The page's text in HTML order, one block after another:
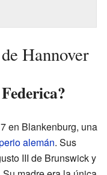
Hannover
en Blankenburg, una
alemán. Sus
III de Brunswick y